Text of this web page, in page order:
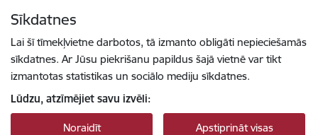
Sīkdatnes
Lai šī tīmekļvietne darbotos, tā izmanto obligāti nepieciešamās
sīkdatnes. Ar Jūsu piekrišanu papildus šajā vietnē var tikt
izmantotas statistikas un sociālo mediju sīkdatnes.
Lūdzu, atzīmējiet savu izvēli:
Noraidīt Apstiprināt visas